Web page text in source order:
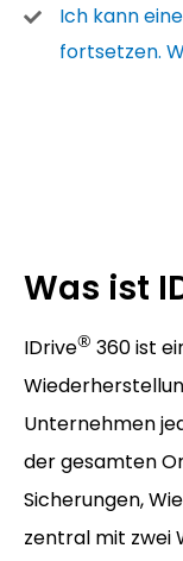
Ich kann
fortsetzen.
Was ist
IDrive® 360 ist
Unternehmen
der gesamten
Sicherungen,
zentral mit zwei